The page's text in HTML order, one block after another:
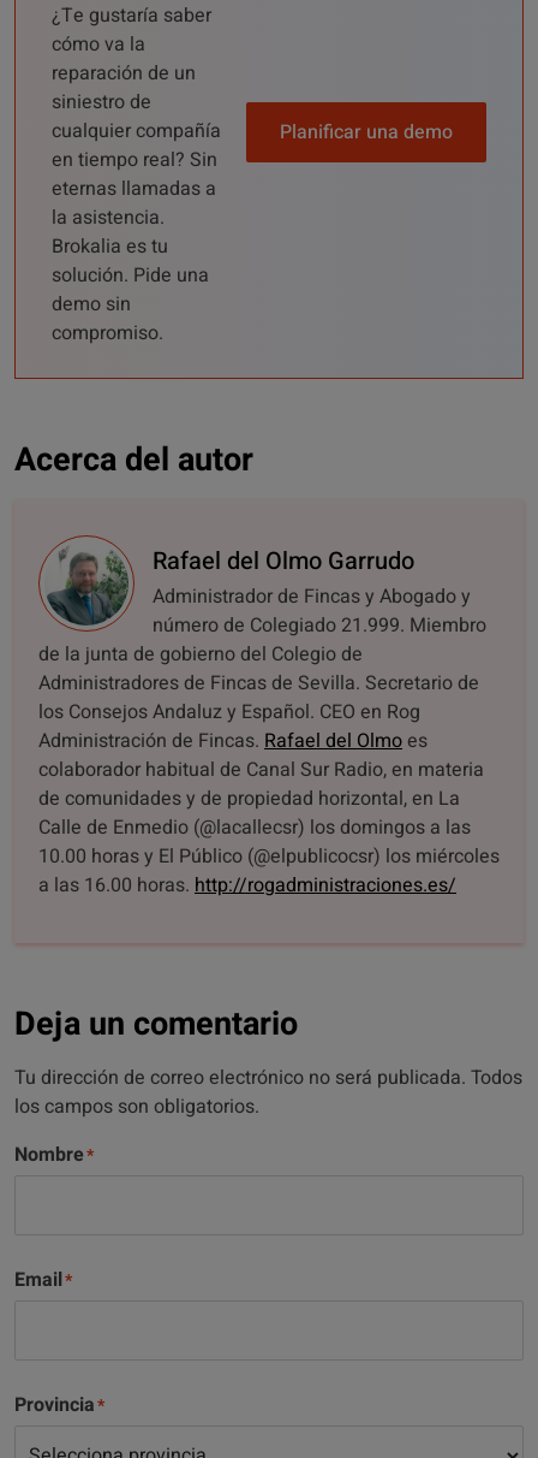
¿Te gustaría saber
cómo va la
reparación de un
siniestro de
cualquier compañía
en tiempo real? Sin
eternas llamadas a
la asistencia.
Brokalia es tu
solución. Pide una
demo sin
compromiso.
Planificar una demo
Acerca del autor
Rafael del Olmo Garrudo
Administrador de Fincas y Abogado y
número de Colegiado 21.999. Miembro
de la junta de gobierno del Colegio de
Administradores de Fincas de Sevilla. Secretario de
los Consejos Andaluz y Español. CEO en Rog
Administración de Fincas. Rafael del Olmo es
colaborador habitual de Canal Sur Radio, en materia
de comunidades y de propiedad horizontal, en La
Calle de Enmedio (@lacallecsr) los domingos a las
10.00 horas y El Público (@elpublicocsr) los miércoles
a las 16.00 horas. http://rogadministraciones.es/
Deja un comentario
Tu dirección de correo electrónico no será publicada. Todos
los campos son obligatorios.
Nombre
Email
Provincia